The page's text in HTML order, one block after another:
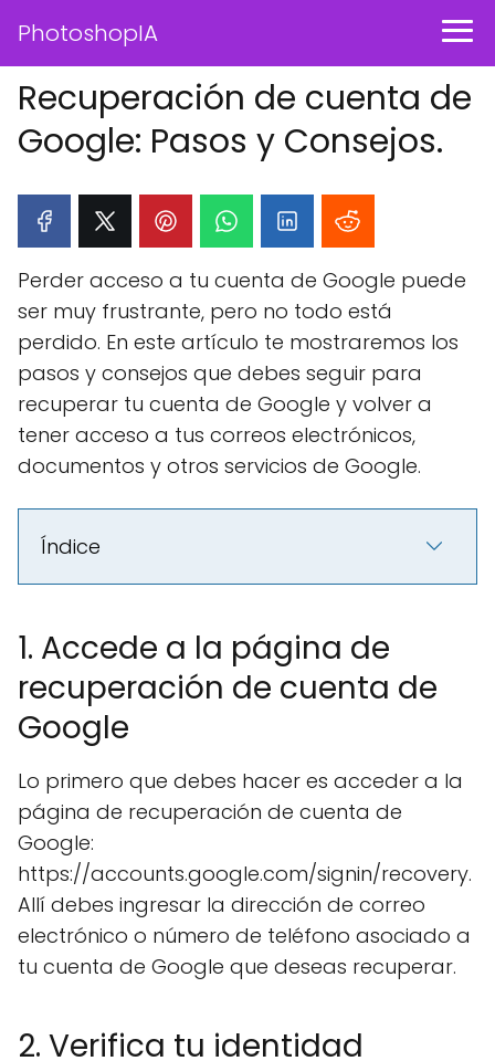
PhotoshopIA
Recuperación de cuenta de
Google: Pasos y Consejos.
Perder acceso a tu cuenta de Google puede
ser muy frustrante, pero no todo está
perdido. En este artículo te mostraremos los
pasos y consejos que debes seguir para
recuperar tu cuenta de Google y volver a
tener acceso a tus correos electrónicos,
documentos y otros servicios de Google.
Índice
1. Accede a la página de
recuperación de cuenta de
Google
Lo primero que debes hacer es acceder a la
página de recuperación de cuenta de
Google:
https://accounts.google.com/signin/recovery.
Allí debes ingresar la dirección de correo
electrónico o número de teléfono asociado a
tu cuenta de Google que deseas recuperar.
2. Verifica tu identidad